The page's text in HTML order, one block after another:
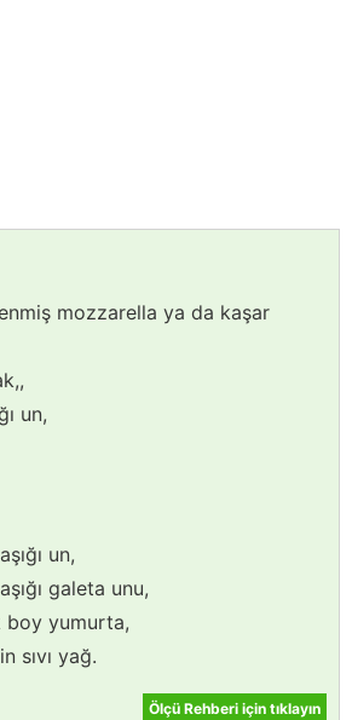
mozzarella ya da kaşar
un,
un,
galeta unu,
boy yumurta,
sıvı yağ.
Ölçü Rehberi için tıklayın